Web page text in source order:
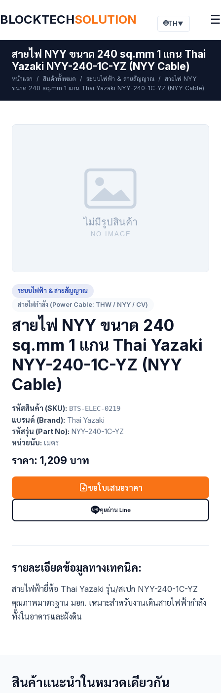
BLOCKTECHSOLUTION 🌐TH ▼ ☰
สายไฟ NYY ขนาด 240 sq.mm 1 แกน Thai
Yazaki NYY-240-1C-YZ (NYY Cable)
หน้าแรก / สินค้าทั้งหมด / ระบบไฟฟ้า & สายสัญญาณ / สายไฟ NYY
ขนาด 240 sq.mm 1 แกน Thai Yazaki NYY-240-1C-YZ (NYY Cable)
ระบบไฟฟ้า & สายสัญญาณ
สายไฟกำลัง (Power Cable: THW / NYY / CV)
สายไฟ NYY ขนาด 240
sq.mm 1 แกน Thai Yazaki
NYY-240-1C-YZ (NYY
Cable)
รหัสสินค้า (SKU): BTS-ELEC-0219
แบรนด์ (Brand): Thai Yazaki
รหัสรุ่น (Part No): NYY-240-1C-YZ
หน่วยนับ: เมตร
ราคา: 1,209 บาท
ขอใบเสนอราคา
คุยผ่าน Line
รายละเอียดข้อมูลทางเทคนิค:
สายไฟฟ้ายี่ห้อ Thai Yazaki รุ่น/สเปก NYY-240-1C-YZ
คุณภาพมาตรฐาน มอก. เหมาะสำหรับงานเดินสายไฟฟ้ากำลัง
ทั้งในอาคารและฝังดิน
สินค้าแนะนำในหมวดเดียวกัน